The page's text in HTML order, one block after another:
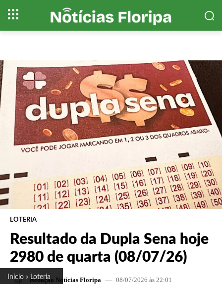
Início Loteria
LOTERIA
Resultado da Dupla Sena hoje
2980 de quarta (08/07/26)
Redação Notícias Floripa 08/07/2026 às 22:01